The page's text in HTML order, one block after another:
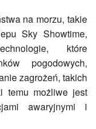
na morzu, takie
Sky Showtime,
które
pogodowych,
zagrożeń, takich
temu możliwe jest
awaryjnymi i